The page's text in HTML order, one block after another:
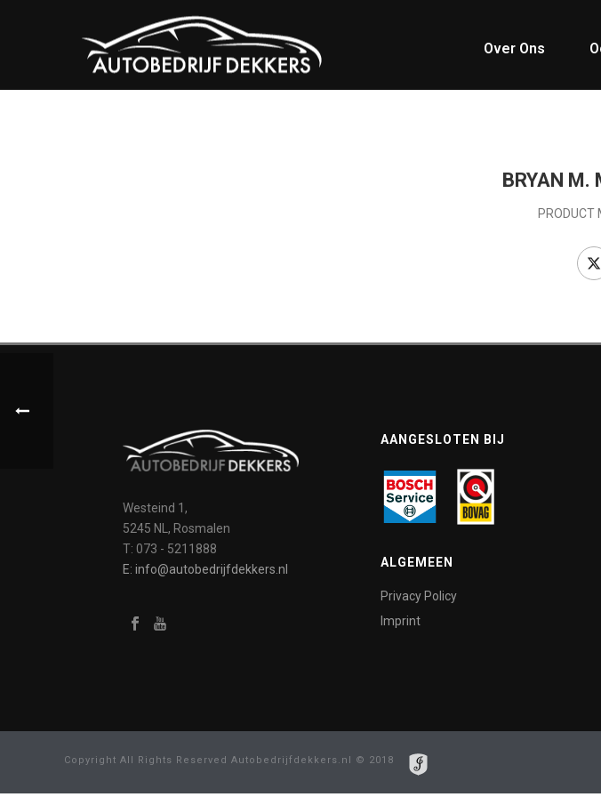
Over Ons
BRYAN M.
PRODUCT
Westeind 1,
5245 NL, Rosmalen
T: 073 - 5211888
E: info@autobedrijfdekkers.nl
AANGESLOTEN BIJ
ALGEMEEN
Privacy Policy
Imprint
Copyright All Rights Reserved Autobedrijfdekkers.nl © 2018